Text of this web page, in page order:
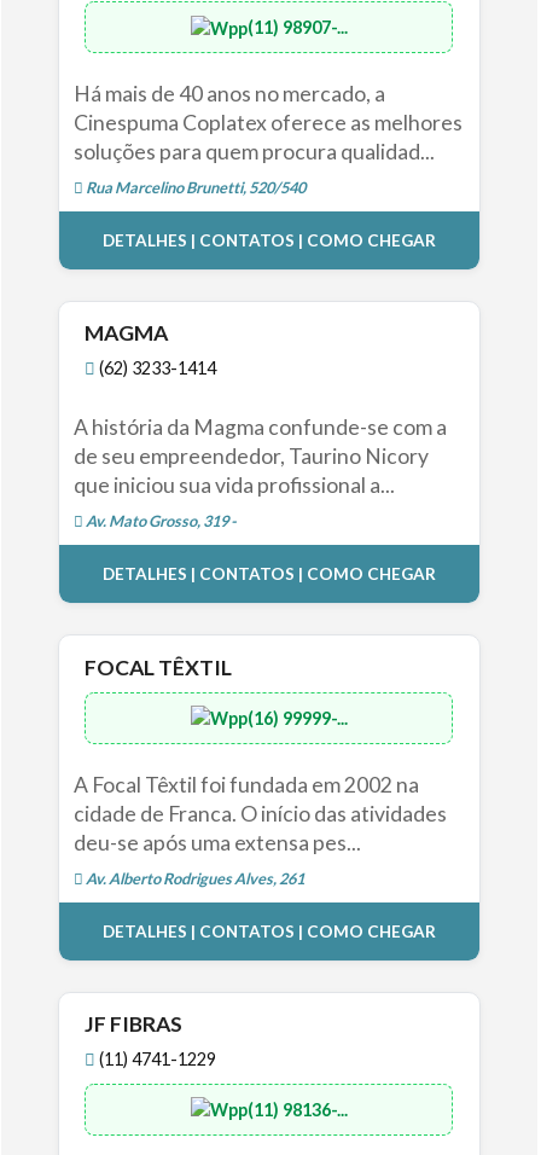
(11) 98907-...
Há mais de 40 anos no mercado, a
Cinespuma Coplatex oferece as melhores
soluções para quem procura qualidad...
Rua Marcelino Brunetti, 520/540
DETALHES | CONTATOS | COMO CHEGAR
MAGMA
(62) 3233-1414
A história da Magma confunde-se com a
de seu empreendedor, Taurino Nicory
que iniciou sua vida profissional a...
Av. Mato Grosso, 319 -
DETALHES | CONTATOS | COMO CHEGAR
FOCAL TÊXTIL
(16) 99999-...
A Focal Têxtil foi fundada em 2002 na
cidade de Franca. O início das atividades
deu-se após uma extensa pes...
Av. Alberto Rodrigues Alves, 261
DETALHES | CONTATOS | COMO CHEGAR
JF FIBRAS
(11) 4741-1229
(11) 98136-...